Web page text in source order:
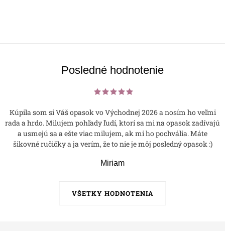
Posledné hodnotenie
VŠETKY HODNOTENIA
Kúpila som si Váš opasok vo Východnej 2026 a nosím ho veľmi
rada a hrdo. Milujem pohľady ľudí, ktorí sa mi na opasok zadívajú
a usmejú sa a ešte viac milujem, ak mi ho pochvália. Máte
šikovné ručičky a ja verím, že to nie je môj posledný opasok :)
Miriam